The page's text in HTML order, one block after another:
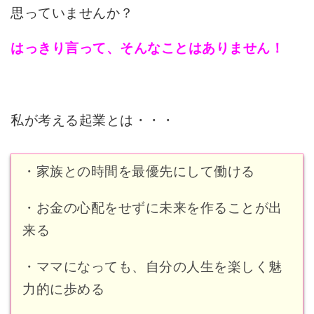
思っていませんか？
はっきり言って、そんなことはありません！
私が考える起業とは・・・
・家族との時間を最優先にして働ける
・お金の心配をせずに未来を作ることが出
来る
・ママになっても、自分の人生を楽しく魅
力的に歩める